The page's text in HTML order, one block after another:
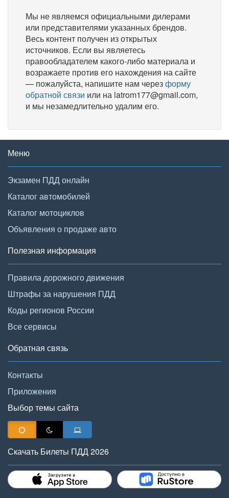
Мы не являемся официальными дилерами
или представителями указанных брендов.
Весь контент получен из открытых
источников. Если вы являетесь
правообладателем какого-либо материала и
возражаете против его нахождения на сайте
— пожалуйста, напишите нам черезформу
обратной связи или на latrom177@gmail.com,
и мы незамедлительно удалим его.
Меню
Экзамен ПДД онлайн
Каталог автомобилей
Каталог мотоциклов
Объявления о продаже авто
Полезная информация
Правила дорожного движения
Штрафы за нарушения ПДД
Коды регионов России
Все сервисы
Обратная связь
Контакты
Приложения
Выбор темы сайта
Скачать Билеты ПДД 2026